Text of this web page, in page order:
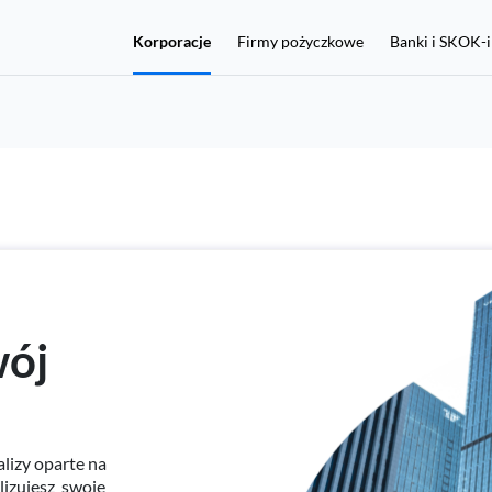
Korporacje Firmy pożyczkowe Banki i SKOK-i
mObywatel lub dane z dokumentu tożsamości, w tym
oparte na
swoje